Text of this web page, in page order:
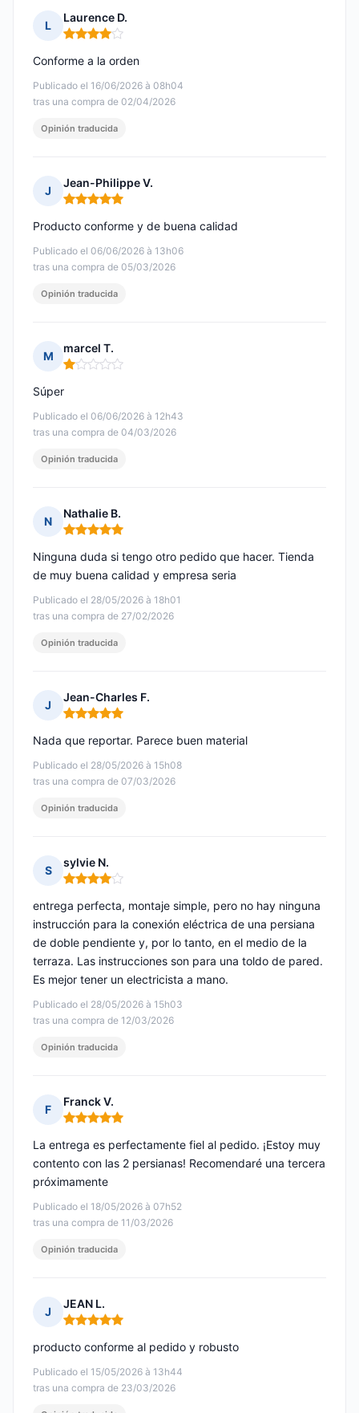
L
Laurence D.
Nota: 4 de 5
Publicado el 16/06/2026 à 08h04
tras una compra de 02/04/2026
Conforme a la orden
Opinión traducida
J
Jean-Philippe V.
Nota: 5 de 5
Publicado el 06/06/2026 à 13h06
tras una compra de 05/03/2026
Producto conforme y de buena calidad
Opinión traducida
M
marcel T.
Nota: 1 de 5
Publicado el 06/06/2026 à 12h43
tras una compra de 04/03/2026
Súper
Opinión traducida
N
Nathalie B.
Nota: 5 de 5
Publicado el 28/05/2026 à 18h01
tras una compra de 27/02/2026
Ninguna duda si tengo otro pedido que hacer. Tienda
de muy buena calidad y empresa seria
Opinión traducida
J
Jean-Charles F.
Nota: 5 de 5
Publicado el 28/05/2026 à 15h08
tras una compra de 07/03/2026
Nada que reportar. Parece buen material
Opinión traducida
S
sylvie N.
Nota: 4 de 5
Publicado el 28/05/2026 à 15h03
tras una compra de 12/03/2026
entrega perfecta, montaje simple, pero no hay ninguna
instrucción para la conexión eléctrica de una persiana
de doble pendiente y, por lo tanto, en el medio de la
terraza. Las instrucciones son para una toldo de pared.
Es mejor tener un electricista a mano.
Opinión traducida
F
Franck V.
Nota: 5 de 5
Publicado el 18/05/2026 à 07h52
tras una compra de 11/03/2026
La entrega es perfectamente fiel al pedido. ¡Estoy muy
contento con las 2 persianas! Recomendaré una tercera
próximamente
Opinión traducida
J
JEAN L.
Nota: 5 de 5
Publicado el 15/05/2026 à 13h44
tras una compra de 23/03/2026
producto conforme al pedido y robusto